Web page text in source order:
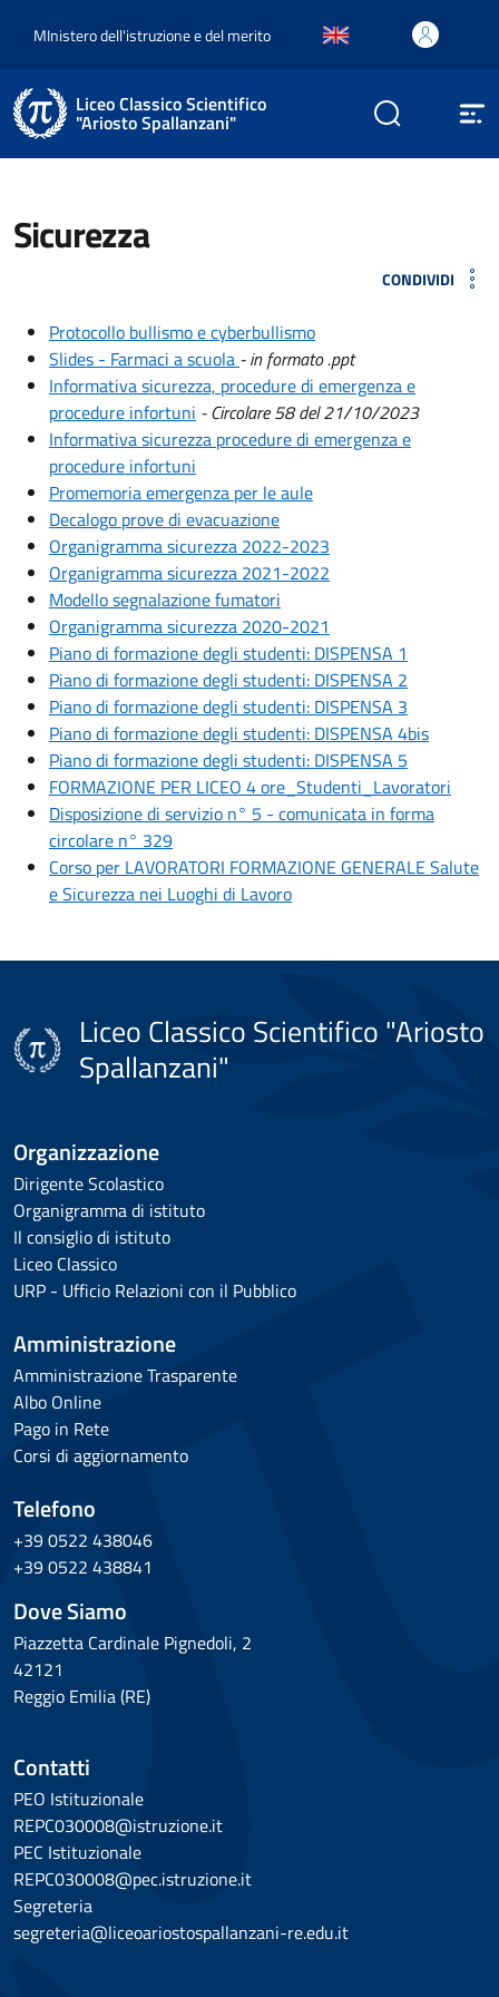
MInistero dell'istruzione e del merito
Liceo Classico Scientifico
"Ariosto Spallanzani"
Sicurezza
CONDIVIDI
Protocollo bullismo e cyberbullismo
Slides - Farmaci a scuola - in formato .ppt
Informativa sicurezza, procedure di emergenza e
procedure infortuni - Circolare 58 del 21/10/2023
Informativa sicurezza procedure di emergenza e
procedure infortuni
Promemoria emergenza per le aule
Decalogo prove di evacuazione
Organigramma sicurezza 2022-2023
Organigramma sicurezza 2021-2022
Modello segnalazione fumatori
Organigramma sicurezza 2020-2021
Piano di formazione degli studenti: DISPENSA 1
Piano di formazione degli studenti: DISPENSA 2
Piano di formazione degli studenti: DISPENSA 3
Piano di formazione degli studenti: DISPENSA 4bis
Piano di formazione degli studenti: DISPENSA 5
FORMAZIONE PER LICEO 4 ore_Studenti_Lavoratori
Disposizione di servizio n° 5 - comunicata in forma
circolare n° 329
Corso per LAVORATORI FORMAZIONE GENERALE Salute
e Sicurezza nei Luoghi di Lavoro
Liceo Classico Scientifico "Ariosto
Spallanzani"
Organizzazione
Dirigente Scolastico
Organigramma di istituto
Il consiglio di istituto
Liceo Classico
URP - Ufficio Relazioni con il Pubblico
Amministrazione
Amministrazione Trasparente
Albo Online
Pago in Rete
Corsi di aggiornamento
Telefono
+39 0522 438046
+39 0522 438841
Dove Siamo
Piazzetta Cardinale Pignedoli, 2
42121
Reggio Emilia (RE)
Contatti
PEO Istituzionale
REPC030008@istruzione.it
PEC Istituzionale
REPC030008@pec.istruzione.it
Segreteria
segreteria@liceoariostospallanzani-re.edu.it